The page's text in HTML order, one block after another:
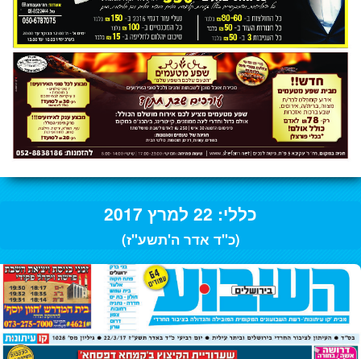
כללי: 22 למרץ 2017
(כ"ד אדר ה'תשע"ז)